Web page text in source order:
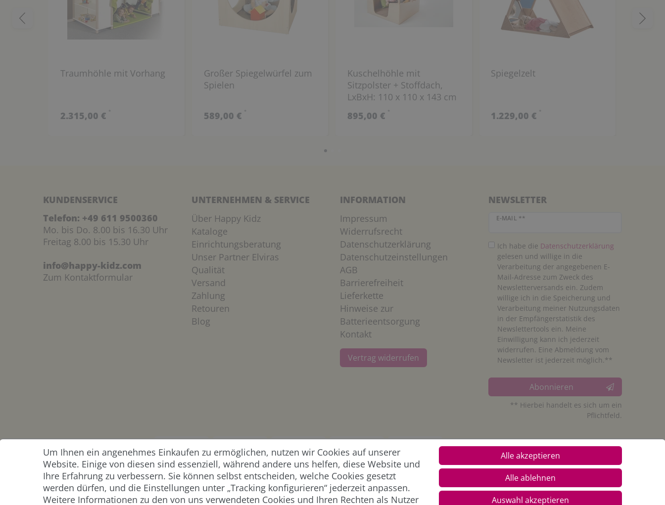
Traumhöhle mit Vorhang
2.315,00 € *
Großer Spiegelwürfel zum
Spielen
589,00 € *
Kuschelhöhle mit
Sitzpolster + Stoffdach,
LxBxH: 110 x 110 x 143 cm
895,00 € *
Spiegelzelt
1.229,00 € *
KUNDENSERVICE
Telefon: +49 611 9500360
Mo. bis Do. 8.00 bis 16.30 Uhr
Freitag 8.00 bis 15.30 Uhr
info@happy-kidz.com
Zum Kontaktformular
UNTERNEHMEN & SERVICE
Über Happy Kidz
Kataloge
Einrichtungsberatung
Unser Partner Elviras
Qualität
Versand
Zahlung
Retouren
Blog
INFORMATION
Impressum
Widerrufsrecht
Datenschutzerklärung
Datenschutzeinstellungen
AGB
Barrierefreiheit
Lieferkette
Hinweise zur
Batterieentsorgung
Kontakt
Vertrag widerrufen
NEWSLETTER
E-MAIL **
Newsletter Honig
Ich habe die Daten­schutz­erklärung
gelesen und willige in die
Verarbeitung der angegebenen E-
Mail-Adresse zum Zweck des
Newsletterversands ein. Zudem
willige ich in die Speicherung und
Verarbeitung meiner Nutzungsdaten
in der Empfängerstatistik des
Newslettertools ein. Meine
Einwilligung kann ich jederzeit
widerrufen. Eine Abmeldung vom
Newsletter ist jederzeit möglich.**
Abonnieren
** Hierbei handelt es sich um ein
Pflichtfeld.
ZAHLUNG &
VERSAND
Um Ihnen ein angenehmes Einkaufen zu ermöglichen, nutzen wir Cookies auf unserer
Website. Einige von diesen sind essenziell, während andere uns helfen, diese Website und
Ihre Erfahrung zu verbessern. Sie können selbst entscheiden, welche Cookies gesetzt
werden dürfen, und die Einstellungen unter „Tracking konfigurieren“ jederzeit anpassen.
Weitere Informationen zu den von uns verwendeten Cookies und Ihren Rechten als Nutzer
Alle akzeptieren
Alle ablehnen
Auswahl akzeptieren